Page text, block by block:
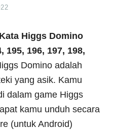
Higgs Domino
195, 196, 197, 198,
Domino adalah
yang asik. Kamu
dalam game Higgs
kamu unduh secara
(untuk Android)